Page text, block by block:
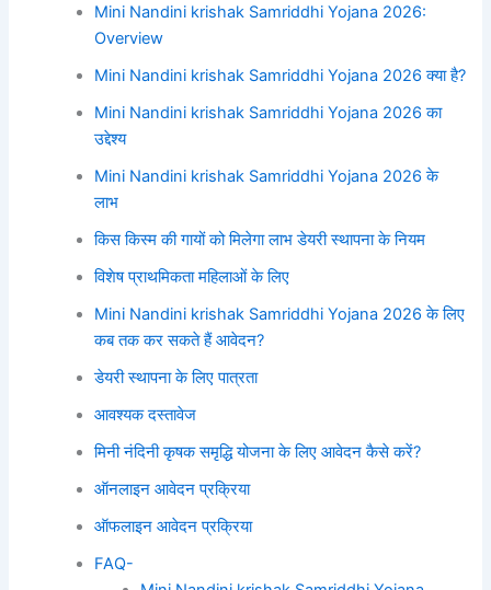
Mini Nandini krishak Samriddhi Yojana 2026:
Overview
Mini Nandini krishak Samriddhi Yojana 2026 क्या है?
Mini Nandini krishak Samriddhi Yojana 2026 का
उद्देश्य
Mini Nandini krishak Samriddhi Yojana 2026 के
लाभ
किस किस्म की गायों को मिलेगा लाभ डेयरी स्थापना के नियम
विशेष प्राथमिकता महिलाओं के लिए
Mini Nandini krishak Samriddhi Yojana 2026 के लिए
कब तक कर सकते हैं आवेदन?
डेयरी स्थापना के लिए पात्रता
आवश्यक दस्तावेज
मिनी नंदिनी कृषक समृद्धि योजना के लिए आवेदन कैसे करें?
ऑनलाइन आवेदन प्रक्रिया
ऑफलाइन आवेदन प्रक्रिया
FAQ-